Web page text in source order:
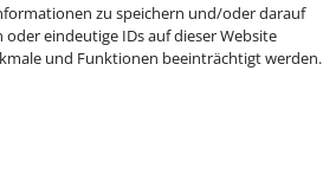
zu speichern und/oder darauf
eindeutige IDs auf dieser Website
und Funktionen beeinträchtigt werden.